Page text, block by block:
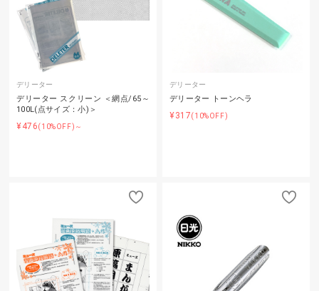
デリーター
デリーター スクリーン ＜網点/65～
100L(点サイズ：小)＞
¥476(10%OFF)～
デリーター
デリーター トーンヘラ
¥317(10%OFF)